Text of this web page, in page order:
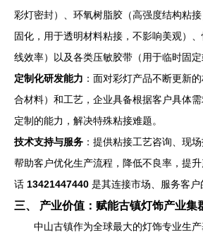
彩灯密封）、环氧树脂胶（高强度结构粘
固化，用于透明材料粘接，不影响美观）
线效率）以及各类压敏胶带（用于临时固定
定制化研发能力 ：面对彩灯产品不断更新
合材料）和工艺，企业具备根据客户具体
定制的能力，解决特殊粘接难题。
技术支持与服务 ：提供粘接工艺咨询、现
帮助客户优化生产流程，降低不良率，提
话 13421447440 是其连接市场、服务客户
三、 产业价值：赋能古镇灯饰产业集
中山古镇作为全球最大的灯饰专业生